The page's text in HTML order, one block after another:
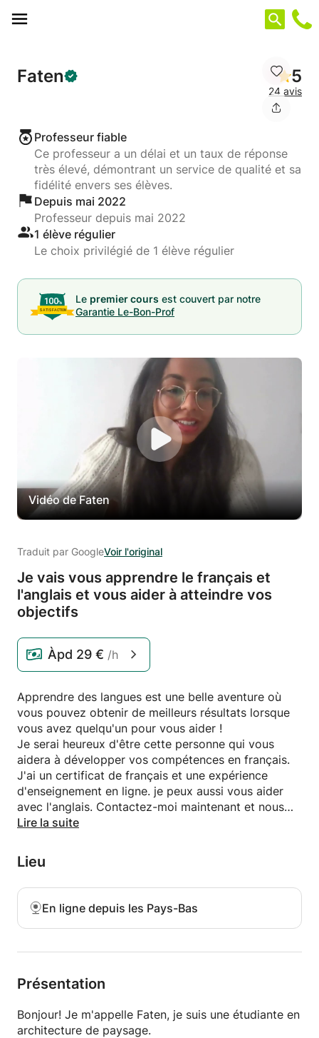
Faten 5
24 avis
Professeur fiable
Ce professeur a un délai et un taux de réponse
très élevé, démontrant un service de qualité et sa
fidélité envers ses élèves.
Depuis mai 2022
Professeur depuis mai 2022
1 élève régulier
Le choix privilégié de 1 élève régulier
Le premier cours est couvert par notre
Garantie Le-Bon-Prof
Vidéo de Faten
Traduit par GoogleVoir l'original
Je vais vous apprendre le français et
l'anglais et vous aider à atteindre vos
objectifs
Àpd 29 € /h
Apprendre des langues est une belle aventure où
vous pouvez obtenir de meilleurs résultats lorsque
vous avez quelqu'un pour vous aider !
Je serai heureux d'être cette personne qui vous
aidera à développer vos compétences en français.
J'ai un certificat de français et une expérience
d'enseignement en ligne. je peux aussi vous aider
avec l'anglais. Contactez-moi maintenant et nous
pourrons discuter de vos objectifs et je créerai le
Lire la suite
Lieu
En ligne depuis les Pays-Bas
Présentation
Bonjour! Je m'appelle Faten, je suis une étudiante en
architecture de paysage.